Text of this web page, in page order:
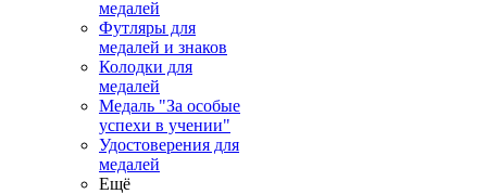
медалей
Футляры для
медалей и знаков
Колодки для
медалей
Медаль "За особые
успехи в учении"
Удостоверения для
медалей
Ещё